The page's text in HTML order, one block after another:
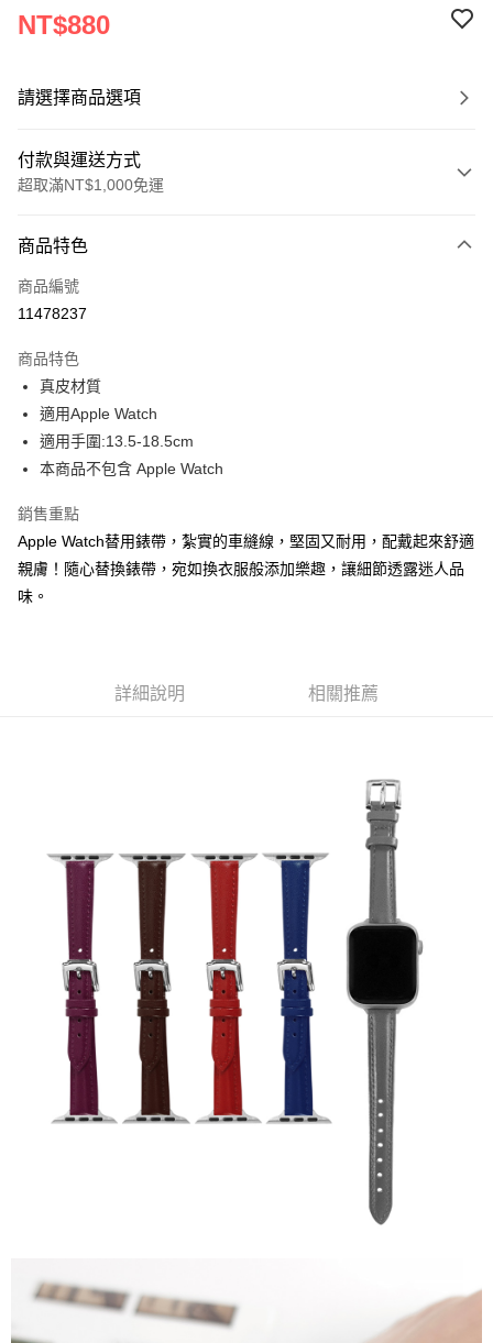
NT$880
請選擇商品選項
付款與運送方式
超取滿NT$1,000免運
信用卡一次付款
超商取貨付款
Apple Pay
街口支付
悠遊付
Google Pay
ATM付款
運送方式
付款後全家取貨
每筆NT$60，滿NT$1,000(含以上)免運費
每筆NT$80，滿NT$1,000(含以上)免運費
商品特色
商品編號
11478237
商品特色
真皮材質
適用Apple Watch
適用手圍:13.5-18.5cm
本商品不包含 Apple Watch
銷售重點
Apple Watch替用錶帶，紮實的車縫線，堅固又耐用，配戴起來舒適
親膚！隨心替換錶帶，宛如換衣服般添加樂趣，讓細節透露迷人品
味。
詳細說明 相關推薦